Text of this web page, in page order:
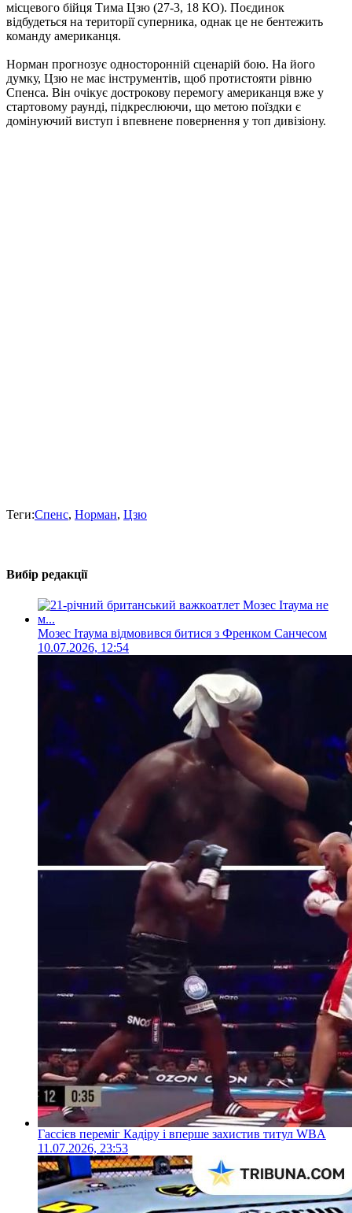
місцевого бійця Тима Цзю (27-3, 18 КО). Поєдинок
відбудеться на території суперника, однак це не бентежить
команду американця.
Норман прогнозує односторонній сценарій бою. На його
думку, Цзю не має інструментів, щоб протистояти рівню
Спенса. Він очікує дострокову перемогу американця вже у
стартовому раунді, підкреслюючи, що метою поїздки є
домінуючий виступ і впевнене повернення у топ дивізіону.
Теги:Спенс, Норман, Цзю
Вибір редакції
Мозес Ітаума відмовився битися з Френком Санчесом
10.07.2026, 12:54
Гассієв переміг Кадіру і вперше захистив титул WBA
11.07.2026, 23:53